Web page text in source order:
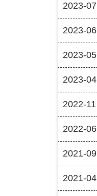
2023-07
2023-06
2023-05
2023-04
2022-11
2022-06
2021-09
2021-04